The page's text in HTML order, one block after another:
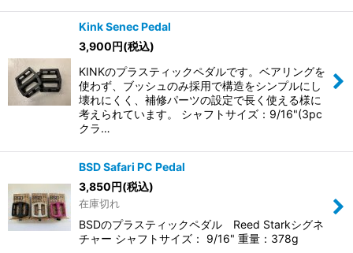
Kink Senec Pedal
3,900円(税込)
KINKのプラスティックペダルです。ベアリングを
使わず、ブッシュのみ採用で構造をシンプルにし
壊れにくく、補修パーツの設定で長く使える様に
考えられています。 シャフトサイズ：9/16"(3pc
クラ…
BSD Safari PC Pedal
3,850円(税込)
在庫切れ
BSDのプラスティックペダル Reed Starkシグネ
チャー シャフトサイズ： 9/16" 重量：378g